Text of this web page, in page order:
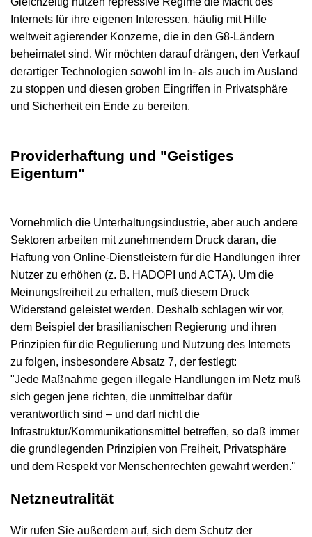
Internets für ihre eigenen Interessen, häufig mit Hilfe
weltweit agierender Konzerne, die in den G8-Ländern
beheimatet sind. Wir möchten darauf drängen, den Verkauf
derartiger Technologien sowohl im In- als auch im Ausland
zu stoppen und diesen groben Eingriffen in Privatsphäre
und Sicherheit ein Ende zu bereiten.
Providerhaftung und "Geistiges
Eigentum"
Vornehmlich die Unterhaltungsindustrie, aber auch andere
Sektoren arbeiten mit zunehmendem Druck daran, die
Haftung von Online-Dienstleistern für die Handlungen ihrer
Nutzer zu erhöhen (z. B. HADOPI und ACTA). Um die
Meinungsfreiheit zu erhalten, muß diesem Druck
Widerstand geleistet werden. Deshalb schlagen wir vor,
dem Beispiel der brasilianischen Regierung und ihren
Prinzipien für die Regulierung und Nutzung des Internets
zu folgen, insbesondere Absatz 7, der festlegt:
"Jede Maßnahme gegen illegale Handlungen im Netz muß
sich gegen jene richten, die unmittelbar dafür
verantwortlich sind – und darf nicht die
Infrastruktur/Kommunikationsmittel betreffen, so daß immer
die grundlegenden Prinzipien von Freiheit, Privatsphäre
und dem Respekt vor Menschenrechten gewahrt werden."
Netzneutralität
Wir rufen Sie außerdem auf, sich dem Schutz der